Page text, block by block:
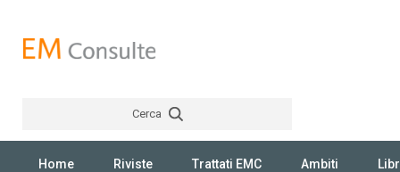
Cerca
Home Riviste Trattati EMC Ambiti